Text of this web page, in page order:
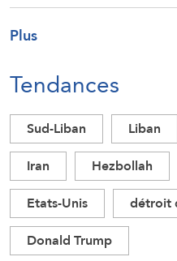
Plus
Tendances
Sud-Liban Liban
Iran
Hezbollah
Etats-Unis
détroit
Donald Trump